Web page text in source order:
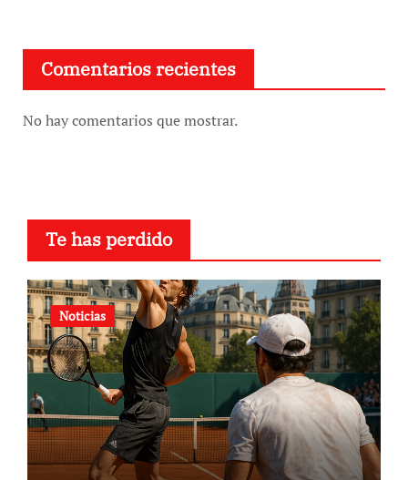
Comentarios recientes
No hay comentarios que mostrar.
Te has perdido
Noticias